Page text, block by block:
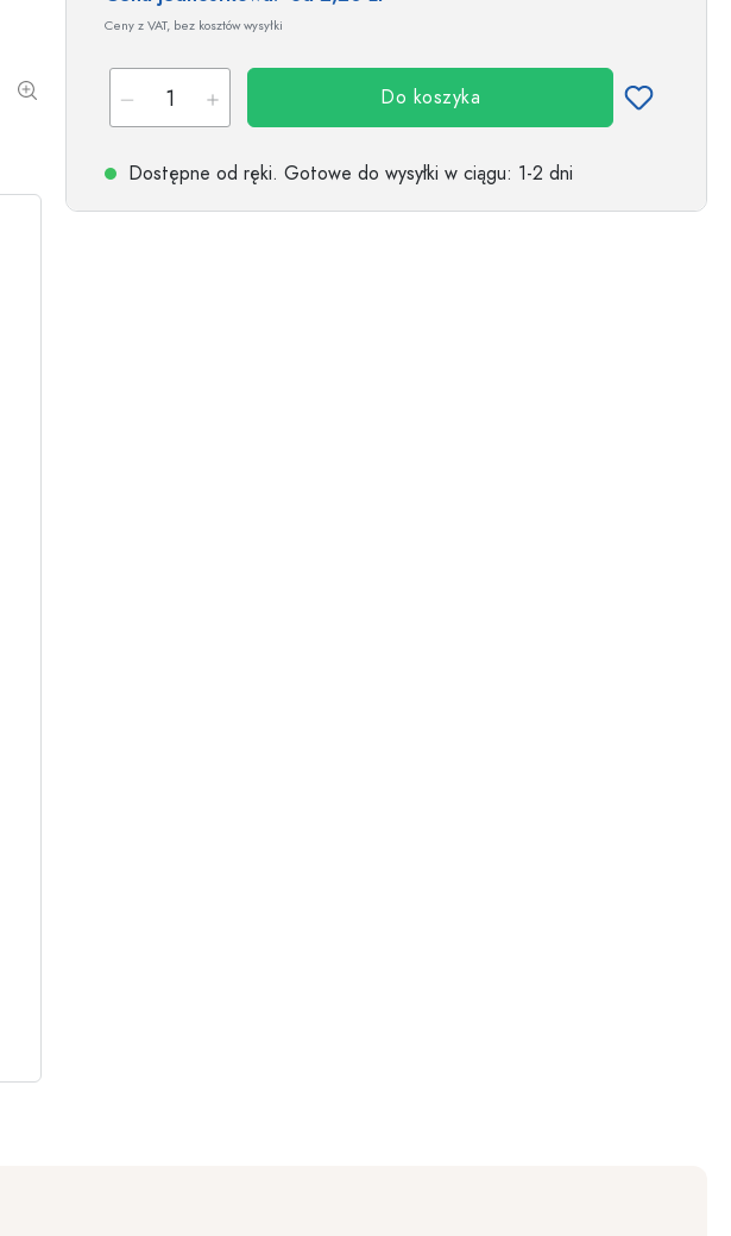
Ceny z VAT, bez kosztów wysyłki
Do koszyka
Dostępne od ręki. Gotowe do wysyłki w ciągu: 1-2 dni